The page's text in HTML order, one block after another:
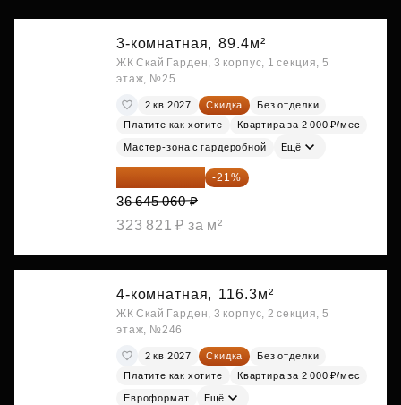
3-комнатная, 89.4м²
ЖК Скай Гарден, 3 корпус, 1 секция, 5
этаж, №25
2 кв 2027 Скидка
Без отделки
Платите как хотите
Квартира за 2 000 ₽/мес
Мастер-зона с гардеробной Ещё
28 949 597 ₽ -21%
36 645 060 ₽
323 821 ₽ за м²
4-комнатная, 116.3м²
ЖК Скай Гарден, 3 корпус, 2 секция, 5
этаж, №246
2 кв 2027 Скидка
Без отделки
Платите как хотите
Квартира за 2 000 ₽/мес
Евроформат Ещё